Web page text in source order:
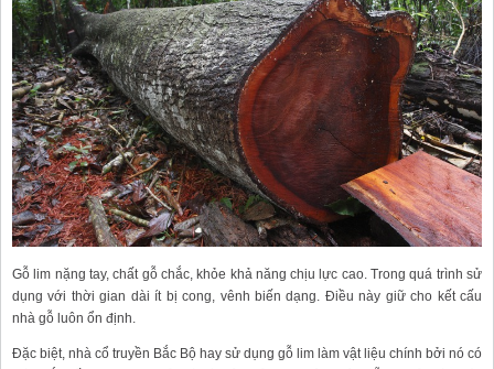
Gỗ lim nặng tay, chất gỗ chắc, khỏe khả năng chịu lực cao. Trong quá trình sử
dụng với thời gian dài ít bị cong, vênh biến dạng. Điều này giữ cho kết cấu
nhà gỗ luôn ổn định.
Đặc biệt, nhà cổ truyền Bắc Bộ hay sử dụng gỗ lim làm vật liệu chính bởi nó có